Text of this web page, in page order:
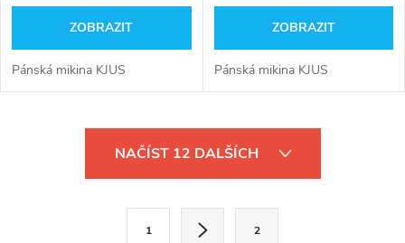
ZOBRAZIT
Pánská mikina KJUS
ZOBRAZIT
Pánská mikina KJUS
NAČÍST 12 DALŠÍCH
1 2